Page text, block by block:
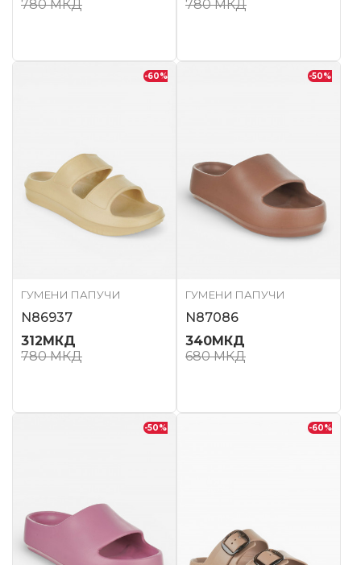
780МКД
780МКД
-60%
ГУМЕНИ ПАПУЧИ
N86937
312МКД
780МКД
-50%
ГУМЕНИ ПАПУЧИ
N87086
340МКД
680МКД
-50% -60%